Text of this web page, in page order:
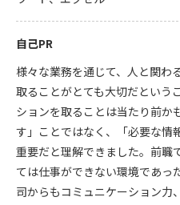
自己PR
様々な業務を通じて、人と関わ
取ることがとても大切だという
ションを取ることは当たり前か
す」ことではなく、「必要な情
重要だと理解できました。前職
ては仕事ができない環境であっ
司からもコミュニケーション力